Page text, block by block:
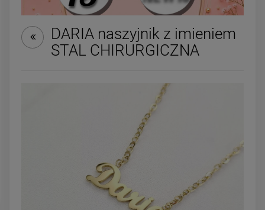
Naszyjnik STAL
Bransoletka na
DARIA naszyjnik z imieniem
STAL CHIRURGICZNA